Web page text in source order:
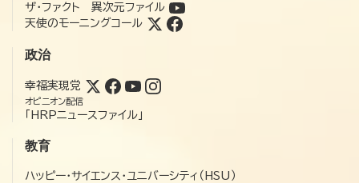
ザ・ファクト 異次元ファイル
天使のモーニングコール
政治
幸福実現党
オピニオン配信
「HRPニュースファイル」
教育
ハッピー・サイエンス・ユニバーシティ（HSU）